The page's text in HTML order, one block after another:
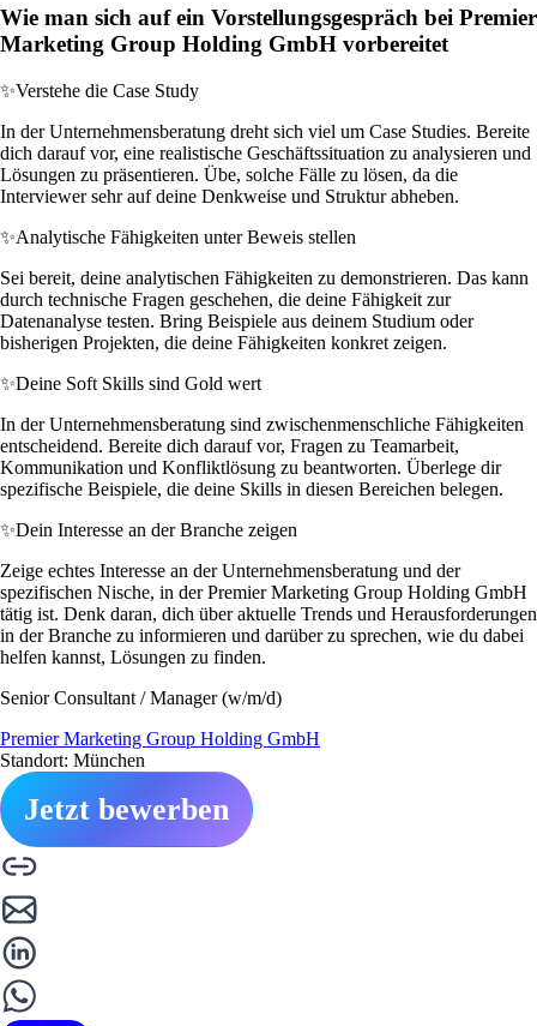
Wie man sich auf ein Vorstellungsgespräch bei Premier
Marketing Group Holding GmbH vorbereitet
✨Verstehe die Case Study
In der Unternehmensberatung dreht sich viel um Case Studies. Bereite
dich darauf vor, eine realistische Geschäftssituation zu analysieren und
Lösungen zu präsentieren. Übe, solche Fälle zu lösen, da die
Interviewer sehr auf deine Denkweise und Struktur abheben.
✨Analytische Fähigkeiten unter Beweis stellen
Sei bereit, deine analytischen Fähigkeiten zu demonstrieren. Das kann
durch technische Fragen geschehen, die deine Fähigkeit zur
Datenanalyse testen. Bring Beispiele aus deinem Studium oder
bisherigen Projekten, die deine Fähigkeiten konkret zeigen.
✨Deine Soft Skills sind Gold wert
In der Unternehmensberatung sind zwischenmenschliche Fähigkeiten
entscheidend. Bereite dich darauf vor, Fragen zu Teamarbeit,
Kommunikation und Konfliktlösung zu beantworten. Überlege dir
spezifische Beispiele, die deine Skills in diesen Bereichen belegen.
✨Dein Interesse an der Branche zeigen
Zeige echtes Interesse an der Unternehmensberatung und der
spezifischen Nische, in der Premier Marketing Group Holding GmbH
tätig ist. Denk daran, dich über aktuelle Trends und Herausforderungen
in der Branche zu informieren und darüber zu sprechen, wie du dabei
helfen kannst, Lösungen zu finden.
Senior Consultant / Manager (w/m/d)
Premier Marketing Group Holding GmbH
Standort: München
Jetzt bewerben